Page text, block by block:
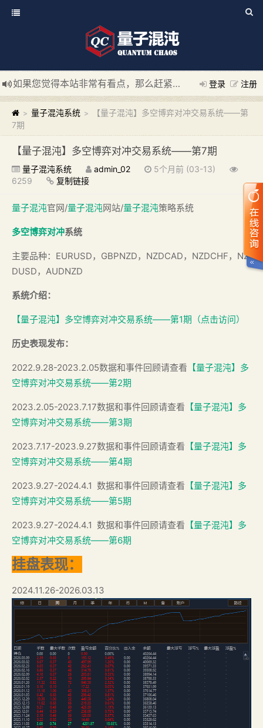
登录 注册
如果您觉得本站非常有看点，那么赶紧使用Ctrl+D 收藏我们吧
新添加量子混沌系统板块，欢迎大家访问！
---“量子混沌系
> 量子混沌系统 >
【量子混沌】多空博弈对冲交易系统——第
7期
【量子混沌】多空博弈对冲交易系统——第7期
量子混沌系统 admin_02
5个月前 (03-13)
6259
复制链接
量子混沌官网/量子混沌网站/量子混沌策略系统
多空博弈对冲系统
主要品种：EURUSD，GBPNZD，NZDCAD，NZDCHF，NZ
DUSD，AUDNZD
系统介绍：
【量子混沌】多空博弈对冲交易系统——第1期（点击访问）
历史表现发布：
2022.9.28-2023.2.05数据和事件回顾请查看 【量子混沌】多
空博弈对冲交易系统——第2期
2023.2.05-2023.7.17数据和事件回顾请查看 【量子混沌】多
空博弈对冲交易系统——第3期
2023.7.17-2023.9.27数据和事件回顾请查看 【量子混沌】多
空博弈对冲交易系统——第4期
2023.9.27-2024.4.1 数据和事件回顾请查看 【量子混沌】多
空博弈对冲交易系统——第5期
2023.9.27-2024.4.1 数据和事件回顾请查看 【量子混沌】多
空博弈对冲交易系统——第6期
挂盘表现：
2024.11.26-2026.03.13